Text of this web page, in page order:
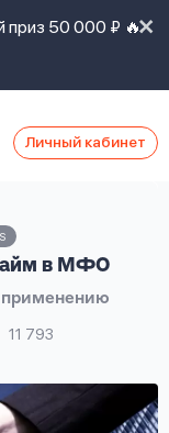
приз 50 000 ₽ 🔥
Личный кабинет
в МФО
11 793